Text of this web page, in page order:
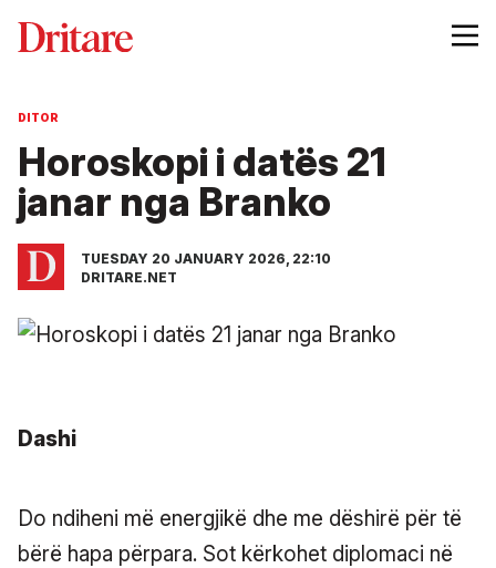
DITOR
Horoskopi i datës 21
janar nga Branko
TUESDAY 20 JANUARY 2026, 22:10
DRITARE.NET
Dashi
Do ndiheni më energjikë dhe me dëshirë për të
bërë hapa përpara. Sot kërkohet diplomaci në